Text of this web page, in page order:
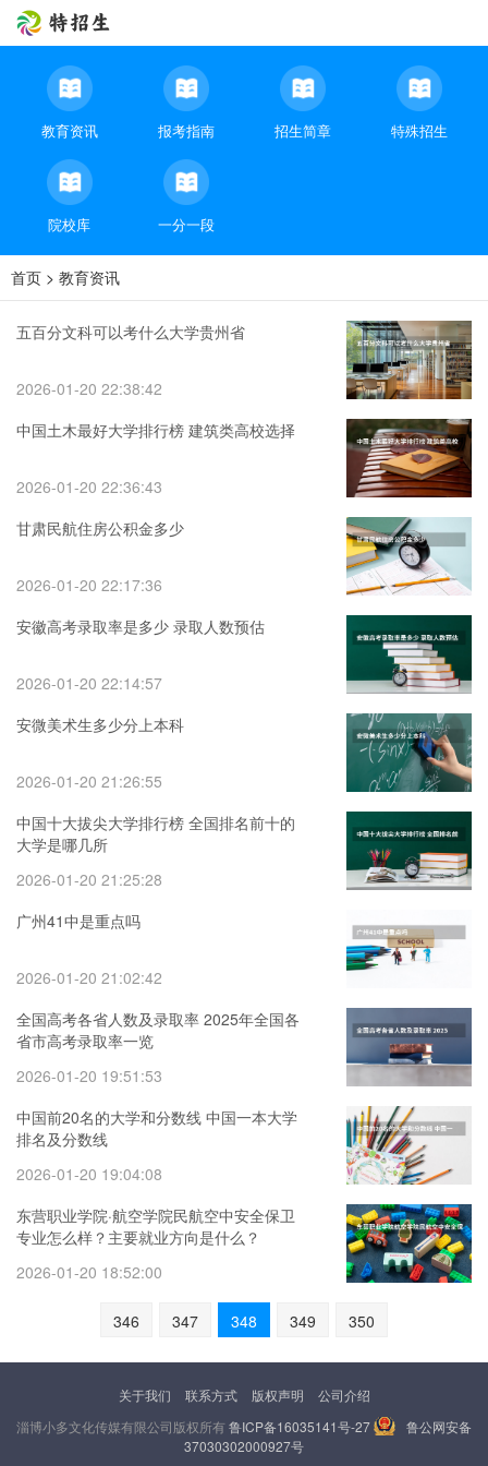
教育资讯 报考指南 招生简章 特殊招生
院校库 一分一段
首页 > 教育资讯
五百分文科可以考什么大学贵州省
2026-01-20 22:38:42
中国土木最好大学排行榜 建筑类高校选择
2026-01-20 22:36:43
甘肃民航住房公积金多少
2026-01-20 22:17:36
安徽高考录取率是多少 录取人数预估
2026-01-20 22:14:57
安微美术生多少分上本科
2026-01-20 21:26:55
中国十大拔尖大学排行榜 全国排名前十的
大学是哪几所
2026-01-20 21:25:28
广州41中是重点吗
2026-01-20 21:02:42
全国高考各省人数及录取率 2025年全国各
省市高考录取率一览
2026-01-20 19:51:53
中国前20名的大学和分数线 中国一本大学
排名及分数线
2026-01-20 19:04:08
东营职业学院·航空学院民航空中安全保卫
专业怎么样？主要就业方向是什么？
2026-01-20 18:52:00
346 347 348 349 350
关于我们 联系方式 版权声明
公司介绍
淄博小多文化传媒有限公司版权所有鲁ICP备16035141号-27
鲁公网安备
37030302000927号